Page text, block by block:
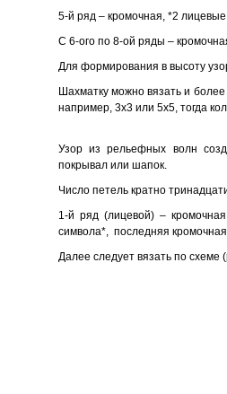
5-й ряд – кромочная, *2
С 6-ого по 8-ой ряды –
Для формирования в высоту
Шахматку можно вязать и
например, 3х3 или 5х5, тогда
Узор из рельефных волн
покрывал или шапок.
Число петель кратно
1-й ряд (лицевой) –
символа*, последняя
Далее следует вязать по схеме